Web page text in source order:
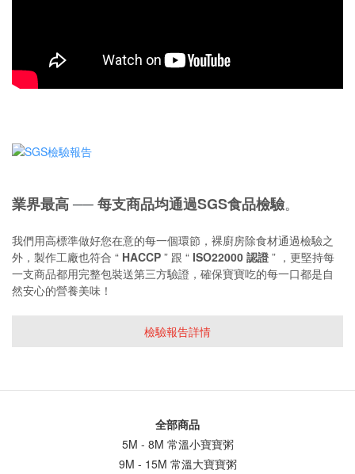
業界最高 ── 每支商品均通過SGS食品檢驗。
我們用高標準做好您在意的每一個環節，裸廚房除食材通過檢驗之
外，製作工廠也符合 “ HACCP ” 跟 “ ISO22000 認證 ” ，更堅持每
一支商品都用完整包裝送第三方驗證，確保寶寶吃的每一口都是自
然安心的營養美味！
檢驗報告詳情
全部商品
5M - 8M 常溫小寶寶粥
9M - 15M 常溫大寶寶粥